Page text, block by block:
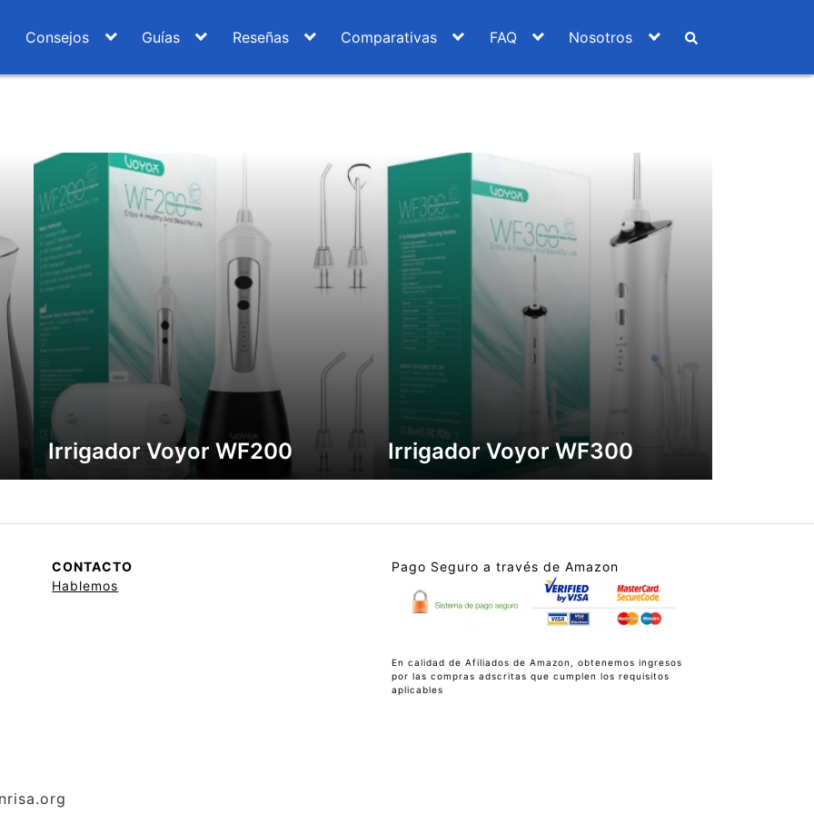
Consejos Guías Reseñas Comparativas FAQ Nosotros
Irrigador Voyor WF200 Irrigador Voyor WF300
CONTACTO
Hablemos
Pago Seguro a través de Amazon
En calidad de Afiliados de Amazon, obtenemos ingresos
por las compras adscritas que cumplen los requisitos
aplicables